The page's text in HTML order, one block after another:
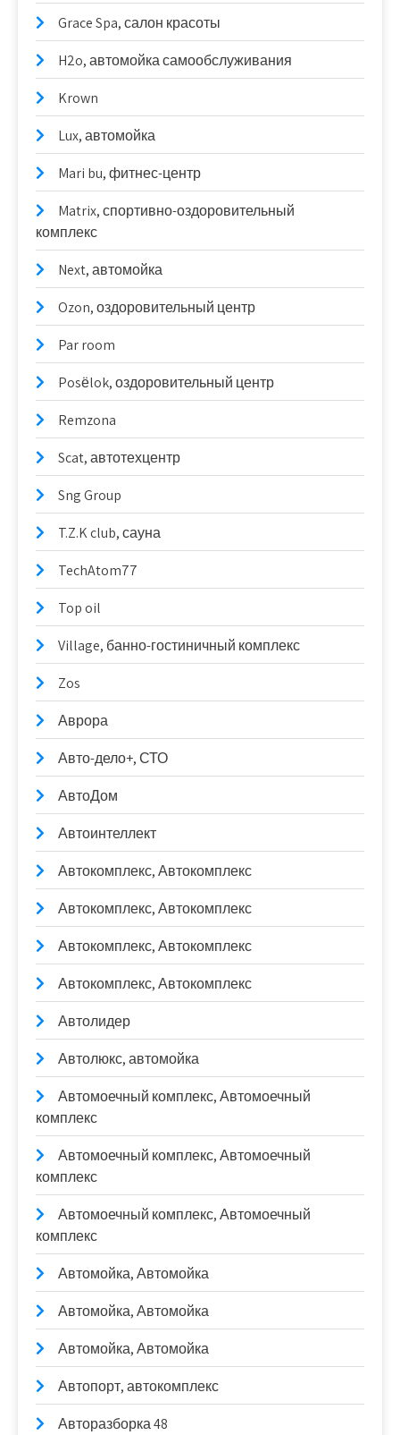
Grace Spa, салон красоты
H2o, автомойка самообслуживания
Krown
Lux, автомойка
Mari bu, фитнес-центр
Matrix, спортивно-оздоровительный
комплекс
Next, автомойка
Ozon, оздоровительный центр
Par room
Posёlok, оздоровительный центр
Remzona
Scat, автотехцентр
Sng Group
T.Z.K club, сауна
TechAtom77
Top oil
Village, банно-гостиничный комплекс
Zos
Аврора
Авто-дело+, СТО
АвтоДом
Автоинтеллект
Автокомплекс, Автокомплекс
Автокомплекс, Автокомплекс
Автокомплекс, Автокомплекс
Автокомплекс, Автокомплекс
Автолидер
Автолюкс, автомойка
Автомоечный комплекс, Автомоечный
комплекс
Автомоечный комплекс, Автомоечный
комплекс
Автомоечный комплекс, Автомоечный
комплекс
Автомойка, Автомойка
Автомойка, Автомойка
Автомойка, Автомойка
Автопорт, автокомплекс
Авторазборка 48